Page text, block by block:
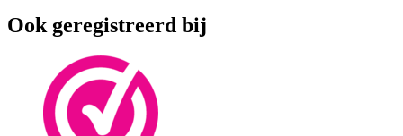
Ook geregistreerd bij